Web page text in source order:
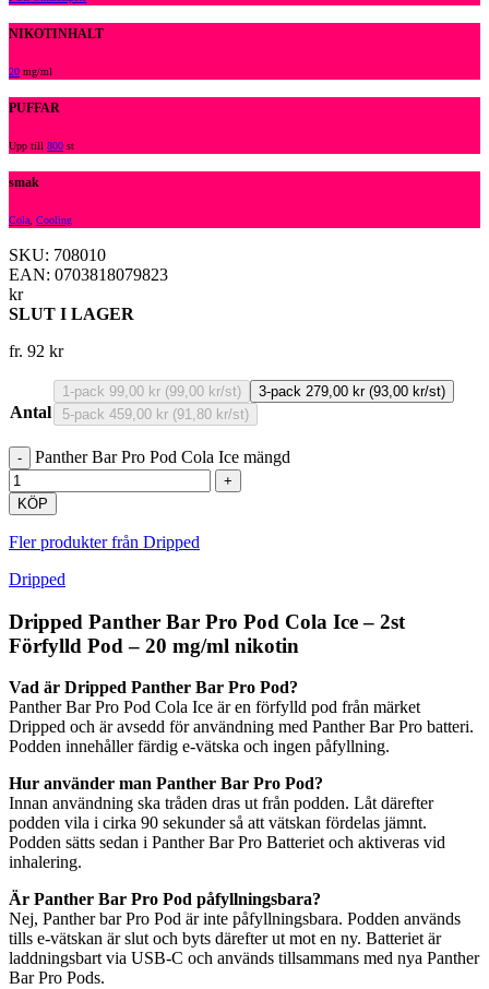
NIKOTINHALT
20 mg/ml
PUFFAR
Upp till 800 st
smak
Cola Cooling
SKU: 708010
EAN: 0703818079823
kr
SLUT I LAGER
fr. 92 kr
Antal
1-pack 99,00 kr (99,00 kr/st)
3-pack 279,00 kr (93,00 kr/st)
5-pack 459,00 kr (91,80 kr/st)
Panther Bar Pro Pod Cola Ice mängd
KÖP
Fler produkter från Dripped
Dripped
Dripped Panther Bar Pro Pod Cola Ice – 2st
Förfylld Pod – 20 mg/ml nikotin
Vad är Dripped Panther Bar Pro Pod?
Panther Bar Pro Pod Cola Ice är en förfylld pod från märket
Dripped och är avsedd för användning med Panther Bar Pro batteri.
Podden innehåller färdig e-vätska och ingen påfyllning.
Hur använder man Panther Bar Pro Pod?
Innan användning ska tråden dras ut från podden. Låt därefter
podden vila i cirka 90 sekunder så att vätskan fördelas jämnt.
Podden sätts sedan i Panther Bar Pro Batteriet och aktiveras vid
inhalering.
Är Panther Bar Pro Pod påfyllningsbara?
Nej, Panther bar Pro Pod är inte påfyllningsbara. Podden används
tills e-vätskan är slut och byts därefter ut mot en ny. Batteriet är
laddningsbart via USB-C och används tillsammans med nya Panther
Bar Pro Pods.